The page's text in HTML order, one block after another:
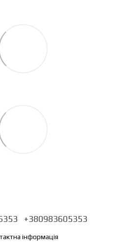
+380983605353
інформація